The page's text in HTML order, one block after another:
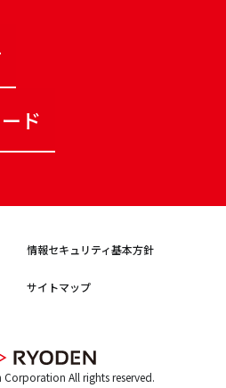
ド
情報セキュリティ基本方針
サイトマップ
All rights reserved.